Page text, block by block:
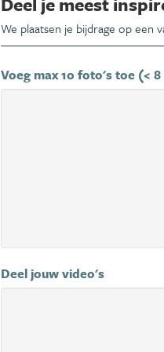
We plaatsen je bijdrage op een
Voeg max 10 foto's toe (<
Deel jouw video's